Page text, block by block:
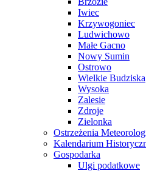
Iwiec
Krzywogoniec
Ludwichowo
Małe Gacno
Nowy Sumin
Ostrowo
Wielkie Budziska
Wysoka
Zalesie
Zdroje
Zielonka
Ostrzeżenia
Kalendarium
Gospodarka
Ulgi podatkowe